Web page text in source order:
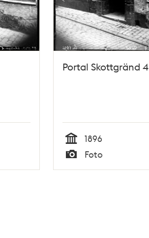
Portal Skottgränd 4
Tid
1896
Typ
Foto